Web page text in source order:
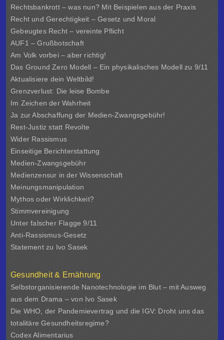
Rechtsbankrott – was nun? Mit Beispielen aus der Praxis
Recht und Gerechtigkeit – Gesetz und Moral
Gebeugtes Recht – vereinte Pflicht
AUF1 – Grußbotschaft
Am Volk vorbei – aber richtig!
Das Ground Zero Modell – Ein physikalisches Modell zu 9/11
Aktualisiere dein Weltbild!
Grenzverlust: Die leise Bombe
Im Zeichen der Wahrheit
Ja zur Abschaffung der Medien-Zwangsgebühr!
Rest-Justiz statt Revolte
Wider Rassismus
Einseitige Berichterstattung
Medien-Zwangsgebühr
Medienzensur in der Wissenschaft
Meinungsmanipulation
Mythos oder Wirklichkeit?
Stimmvereinigung
Unter falscher Flagge 9/11
Anti-Rassismus-Gesetz
Statement zu Ivo Sasek
Gesundheit & Ernährung
Selbstorganisierende Nanotechnologie im Blut – mit Ausweg
aus dem Drama – von Ivo Sasek
Die WHO, der Pandemievertrag und die IGV: Droht uns das
totalitäre Gesundheitsregime?
Codex Alimentarius